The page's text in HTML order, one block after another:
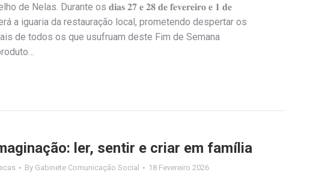
de Nelas. Durante os 𝐝𝐢𝐚𝐬 𝟐𝟕 𝐞 𝟐𝟖 𝐝𝐞 𝐟𝐞𝐯𝐞𝐫𝐞𝐢𝐫𝐨 𝐞 𝟏 𝐝𝐞
a iguaria da restauração local, prometendo despertar os
de todos os que usufruam deste Fim de Semana
ler, sentir e criar em família
By Gabinete Comunicação Social 18 Fevereiro 2026